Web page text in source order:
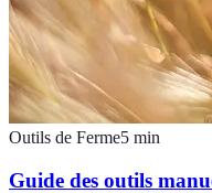
Outils de Ferme5 min
Guide des outils